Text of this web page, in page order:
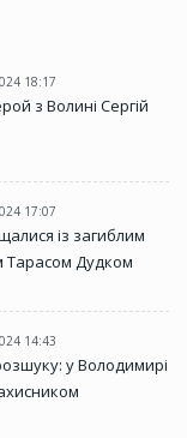
18:17
з Волині Сергій
17:07
із загиблим
Тарасом Дудком
14:43
у Володимирі